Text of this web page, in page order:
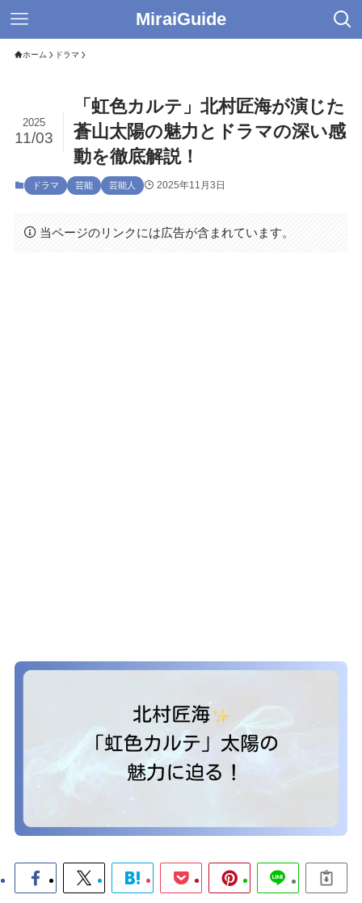
MiraiGuide
ホーム ドラマ
「虹色カルテ」北村匠海が演じた
蒼山太陽の魅力とドラマの深い感
動を徹底解説！
2025
11/03
ドラマ 芸能 芸能人 2025年11月3日
当ページのリンクには広告が含まれています。